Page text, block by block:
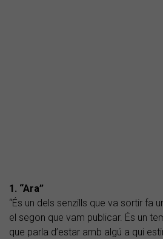
1. “Ara”
“És un dels senzills que va sortir fa
el segon que vam publicar. És un
que parla d’estar amb algú a qui